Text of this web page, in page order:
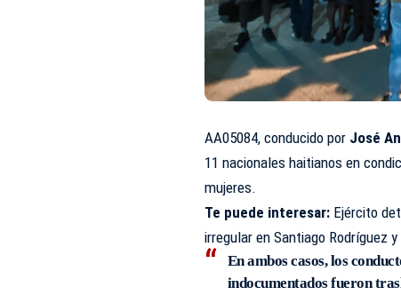
AA05084, conducido por José
11 nacionales haitianos en
mujeres.
Te puede interesar: Ejército
irregular en Santiago Rodríguez
En ambos casos, los
indocumentados fueron